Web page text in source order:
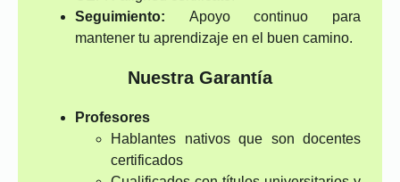
Seguimiento: Apoyo continuo para
mantener tu aprendizaje en el buen camino.
Nuestra Garantía
Profesores
Hablantes nativos que son docentes
certificados